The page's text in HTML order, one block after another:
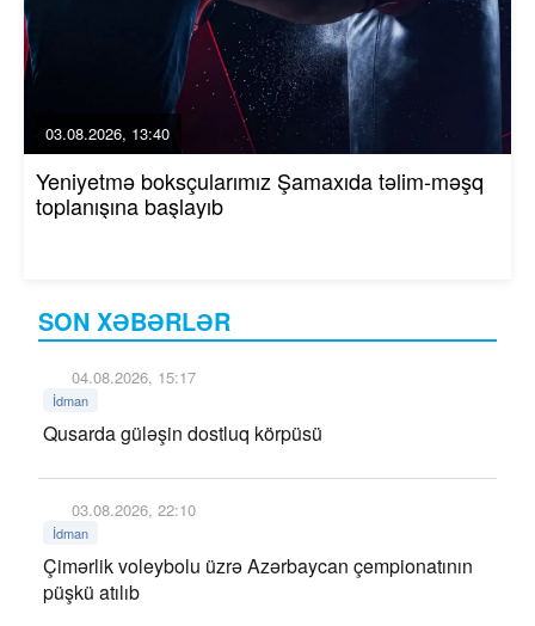
SON XƏBƏRLƏR
04.08.2026, 15:17
İdman
Qusarda güləşin dostluq körpüsü
03.08.2026, 22:10
İdman
Çimərlik voleybolu üzrə Azərbaycan çempionatının
püşkü atılıb
03.08.2026, 13:40
Yeniyetmə boksçularımız Şamaxıda təlim-məşq
toplanışına başlayıb